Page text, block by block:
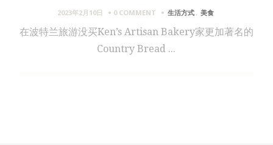
2023年2月10日 0 COMMENT 生活方式 , 美食
在波特兰旅游没买Ken’s Artisan Bakery家更加著名的
Country Bread ...